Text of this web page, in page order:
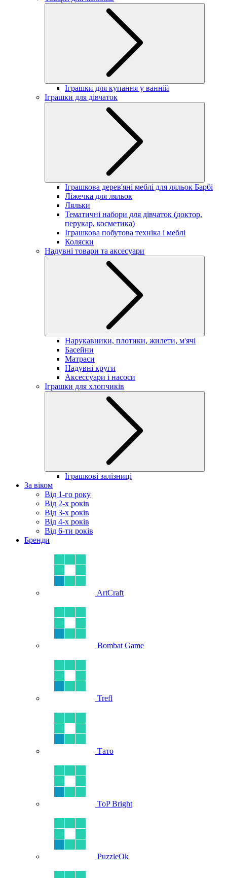
Іграшки для купання у ванній
Іграшки для дівчаток
Іграшкова дерев'яні меблі для ляльок Барбі
Ліжечка для ляльок
Ляльки
Тематичні набори для дівчаток (доктор,
перукар, косметика)
Іграшкова побутова техніка і меблі
Коляски
Надувні товари та аксесуари
Нарукавники, плотики, жилети, м'ячі
Басейни
Матраси
Надувні круги
Аксессуари і насоси
Іграшки для хлопчиків
Іграшкові залізниці
За віком
Від 1-го року
Від 2-х років
Від 3-х років
Від 4-х років
Від 6-ти років
Бренди
ArtCraft
Bombat Game
Trefl
Тато
ToP Bright
PuzzleOk